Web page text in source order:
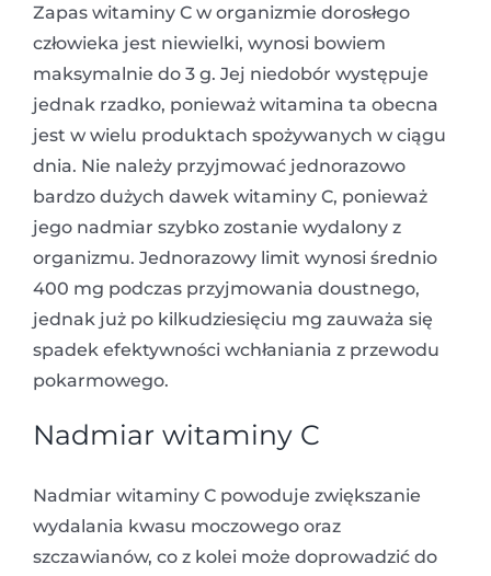
Zapas witaminy C w organizmie dorosłego
człowieka jest niewielki, wynosi bowiem
maksymalnie do 3 g. Jej niedobór występuje
jednak rzadko, ponieważ witamina ta obecna
jest w wielu produktach spożywanych w ciągu
dnia. Nie należy przyjmować jednorazowo
bardzo dużych dawek witaminy C, ponieważ
jego nadmiar szybko zostanie wydalony z
organizmu. Jednorazowy limit wynosi średnio
400 mg podczas przyjmowania doustnego,
jednak już po kilkudziesięciu mg zauważa się
spadek efektywności wchłaniania z przewodu
pokarmowego.
Nadmiar witaminy C
Nadmiar witaminy C powoduje zwiększanie
wydalania kwasu moczowego oraz
szczawianów, co z kolei może doprowadzić do